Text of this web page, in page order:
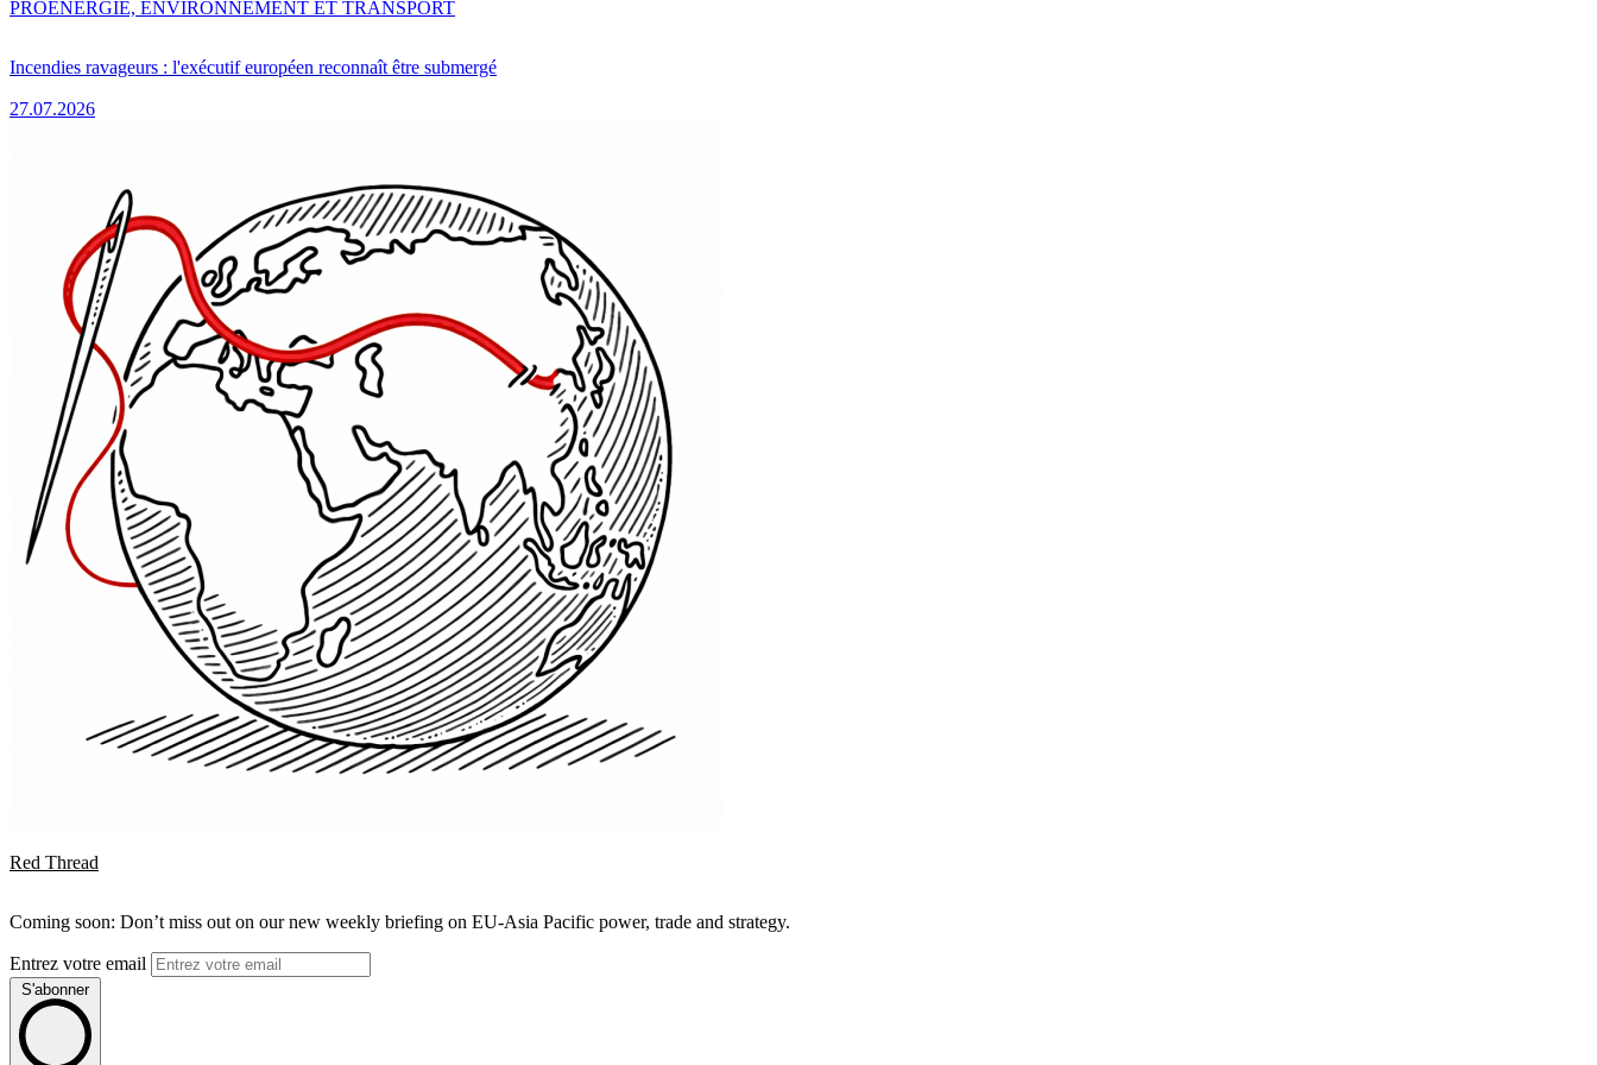
Incendies ravageurs : l'exécutif européen reconnaît être submergé
27.07.2026
PROENERGIE, ENVIRONNEMENT ET TRANSPORT
Red Thread
Coming soon: Don’t miss out on our new weekly briefing on EU-Asia Pacific power, trade and strategy.
Entrez votre email
S'abonner